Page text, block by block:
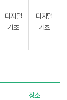
디지털
기초
디지털
기초
장소